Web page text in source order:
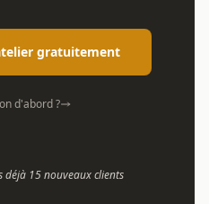
gratuitement
d'abord ?
déjà 15 nouveaux clients